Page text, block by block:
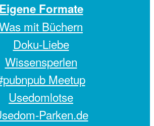
Eigene Formate
mit Büchern
Doku-Liebe
Wissensperlen
Meetup
Usedomlotse
Parken.de